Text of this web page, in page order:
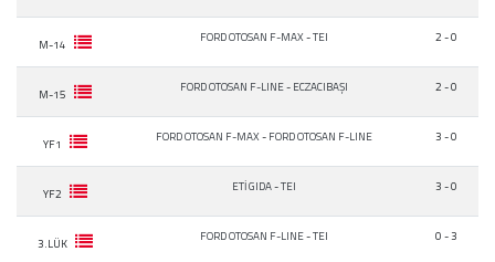
M-14 FORD OTOSAN F-MAX-TEI 2 - 0
M-15 FORD OTOSAN F-LINE- ECZACIBAŞI 2 - 0
YF1 FORD OTOSAN F-MAX- FORD OTOSAN F-LINE 3 - 0
YF2 ETİ GIDA-TEI 3 - 0
3.LÜK FORD OTOSAN F-LINE-TEI 0 - 3